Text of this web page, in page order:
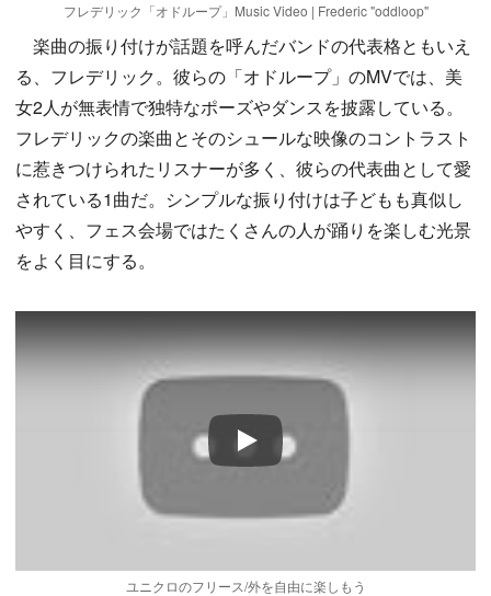
フレデリック「オドループ」Music Video | Frederic "oddloop"
楽曲の振り付けが話題を呼んだバンドの代表格ともいえ
る、フレデリック。彼らの「オドループ」のMVでは、美
女2人が無表情で独特なポーズやダンスを披露している。
フレデリックの楽曲とそのシュールな映像のコントラスト
に惹きつけられたリスナーが多く、彼らの代表曲として愛
されている1曲だ。シンプルな振り付けは子どもも真似し
やすく、フェス会場ではたくさんの人が踊りを楽しむ光景
をよく目にする。
Play
ユニクロのフリース/外を自由に楽しもう